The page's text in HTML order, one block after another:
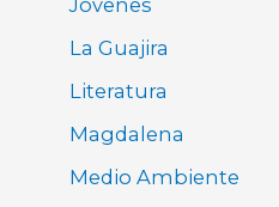
La Guajira
Literatura
Magdalena
Medio Ambiente